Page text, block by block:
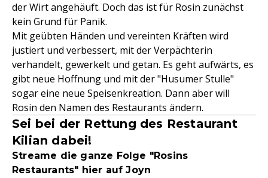
der Wirt angehäuft. Doch das ist für Rosin zunächst
kein Grund für Panik.
Mit geübten Händen und vereinten Kräften wird
justiert und verbessert, mit der Verpächterin
verhandelt, gewerkelt und getan. Es geht aufwärts, es
gibt neue Hoffnung und mit der "Husumer Stulle"
sogar eine neue Speisenkreation. Dann aber will
Rosin den Namen des Restaurants ändern.
Sei bei der Rettung des Restaurant
Kilian dabei!
Streame die ganze Folge "Rosins
Restaurants" hier auf Joyn